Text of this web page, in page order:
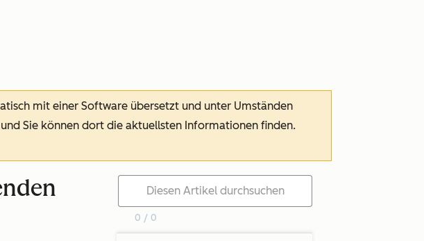
mit einer Software übersetzt und unter Umständen
Sie können dort die aktuellsten Informationen finden.
0 / 0